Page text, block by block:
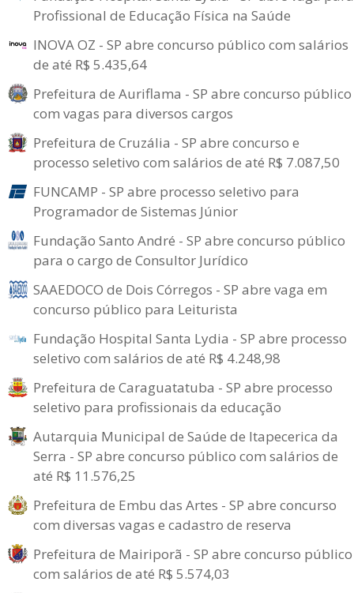
Profissional de Educação Física na Saúde
INOVA OZ - SP abre concurso público com salários
de até R$ 5.435,64
Prefeitura de Auriflama - SP abre concurso público
com vagas para diversos cargos
Prefeitura de Cruzália - SP abre concurso e
processo seletivo com salários de até R$ 7.087,50
FUNCAMP - SP abre processo seletivo para
Programador de Sistemas Júnior
Fundação Santo André - SP abre concurso público
para o cargo de Consultor Jurídico
SAAEDOCO de Dois Córregos - SP abre vaga em
concurso público para Leiturista
Fundação Hospital Santa Lydia - SP abre processo
seletivo com salários de até R$ 4.248,98
Prefeitura de Caraguatatuba - SP abre processo
seletivo para profissionais da educação
Autarquia Municipal de Saúde de Itapecerica da
Serra - SP abre concurso público com salários de
até R$ 11.576,25
Prefeitura de Embu das Artes - SP abre concurso
com diversas vagas e cadastro de reserva
Prefeitura de Mairiporã - SP abre concurso público
com salários de até R$ 5.574,03